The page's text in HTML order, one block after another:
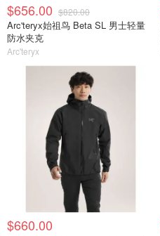
$656.00 $820.00
Arc'teryx始祖鸟 Beta SL 男士轻量
防水夹克
Arc'teryx
$660.00